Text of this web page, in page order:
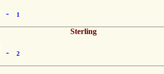
- 1
- 2
Sterling